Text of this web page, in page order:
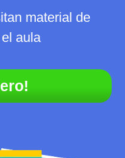
material de
aula